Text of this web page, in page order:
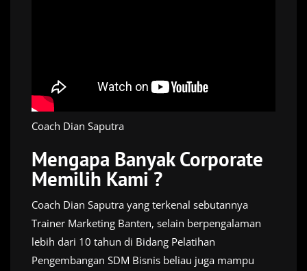
Coach Dian Saputra
Mengapa Banyak Corporate
Memilih Kami ?
Coach Dian Saputra yang terkenal sebutannya
Trainer Marketing Banten, selain berpengalaman
lebih dari 10 tahun di Bidang Pelatihan
Pengembangan SDM Bisnis beliau juga mampu